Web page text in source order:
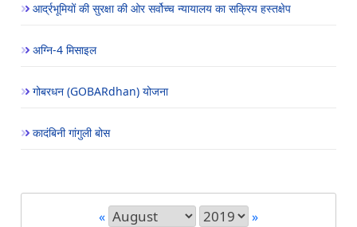
आर्द्रभूमियों की सुरक्षा की ओर सर्वोच्च न्यायालय का सक्रिय हस्तक्षेप
अग्नि-4 मिसाइल
गोबरधन (GOBARdhan) योजना
कादंबिनी गांगुली बोस
« »